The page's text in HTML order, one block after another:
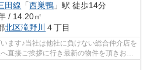
田線 「西巣鴨 」駅 徒歩14分
/ 14.20㎡
北区滝野川 ４丁目
ます♪当社は他社に負けない総合仲介店を
直接ご挨拶に行き最新の物件を頂きお客
は...